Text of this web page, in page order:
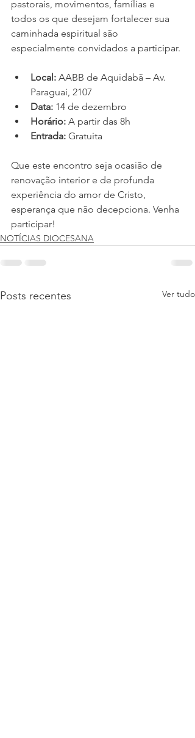
pastorais, movimentos, famílias e
todos os que desejam fortalecer sua
caminhada espiritual são
especialmente convidados a participar.
Local: AABB de Aquidabã – Av.
Paraguai, 2107
Data: 14 de dezembro
Horário: A partir das 8h
Entrada: Gratuita
Que este encontro seja ocasião de
renovação interior e de profunda
experiência do amor de Cristo,
esperança que não decepciona. Venha
participar!
NOTÍCIAS DIOCESANA
Posts recentes Ver tudo